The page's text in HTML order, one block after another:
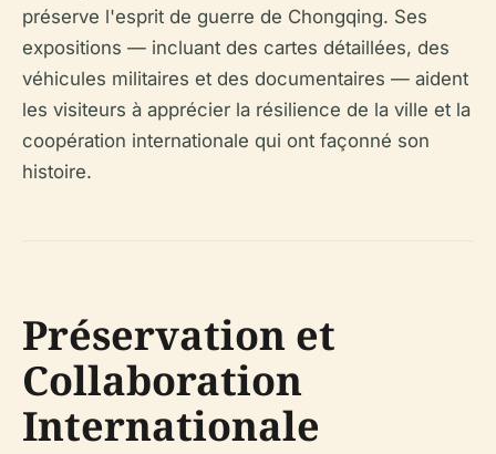
préserve l'esprit de guerre de Chongqing. Ses
expositions — incluant des cartes détaillées, des
véhicules militaires et des documentaires — aident
les visiteurs à apprécier la résilience de la ville et la
coopération internationale qui ont façonné son
histoire.
Préservation et
Collaboration
Internationale